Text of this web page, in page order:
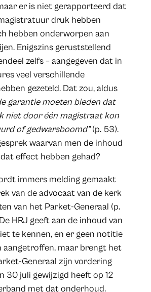
er is niet gerapporteerd dat
druk hebben
hebben onderworpen aan
Enigszins geruststellend
zelfs – aangegeven dat in
veel verschillende
gezeteld. Dat zou, aldus
garantie moeten bieden dat
niet door één magistraat kon
of gedwarsboomd”(p. 53).
waarvan men de inhoud
effect hebben gehad?
immers melding gemaakt
van de advocaat van de kerk
van het Parket-Generaal (p.
HRJ geeft aan de inhoud van
te kennen, en er geen notitie
aangetroffen, maar brengt het
Generaal zijn vordering
30 juli gewijzigd heeft op 12
met dat onderhoud.